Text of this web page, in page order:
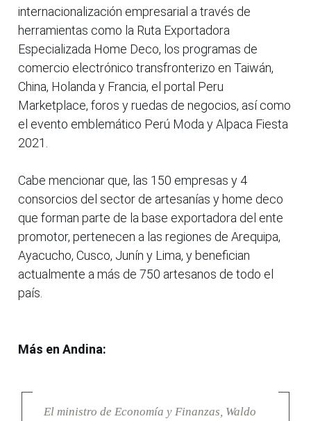
internacionalización empresarial a través de
herramientas como la Ruta Exportadora
Especializada Home Deco, los programas de
comercio electrónico transfronterizo en Taiwán,
China, Holanda y Francia, el portal Peru
Marketplace, foros y ruedas de negocios, así como
el evento emblemático Perú Moda y Alpaca Fiesta
2021.
Cabe mencionar que, las 150 empresas y 4
consorcios del sector de artesanías y home deco
que forman parte de la base exportadora del ente
promotor, pertenecen a las regiones de Arequipa,
Ayacucho, Cusco, Junín y Lima, y benefician
actualmente a más de 750 artesanos de todo el
país.
Más en Andina:
El ministro de Economía y Finanzas, Waldo